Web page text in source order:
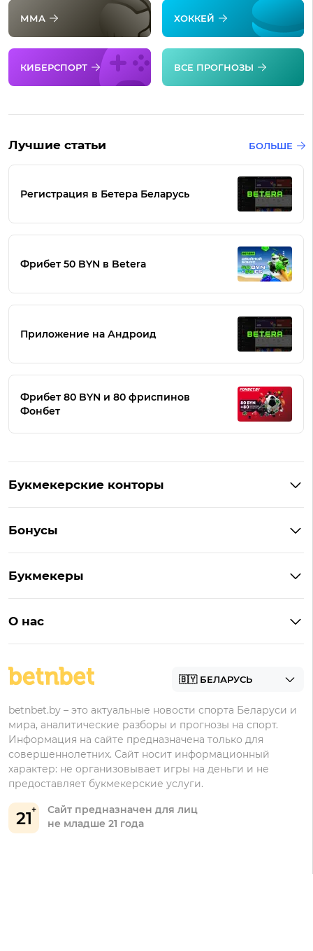
ММА ХОККЕЙ
КИБЕРСПОРТ ВСЕ ПРОГНОЗЫ
Лучшие статьи БОЛЬШЕ
Регистрация в Бетера Беларусь
Фрибет 50 BYN в Betera
Приложение на Андроид
Фрибет 80 BYN и 80 фриспинов
Фонбет
Букмекерские конторы
Букмекеры на Андроид
БК для ставок на киберспорт
Бонусы
Бонус на депозит
Бонусы Бетера
Бонусы Винлайн
Букмекеры
Марафонбет
О нас
21
Сайт предназначен для лиц
не младше 21 года
betnbet.by – это актуальные новости спорта Беларуси и
мира, аналитические разборы и прогнозы на спорт.
Информация на сайте предназначена только для
совершеннолетних. Сайт носит информационный
характер: не организовывает игры на деньги и не
предоставляет букмекерские услуги.